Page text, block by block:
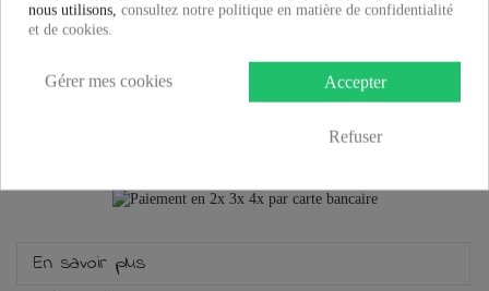
et la livraison est offerte !
En savoir plus
nous utilisons, consultez notre politique en matière de confidentialité
et de cookies.
Accepter
Refuser
Gérer mes cookies